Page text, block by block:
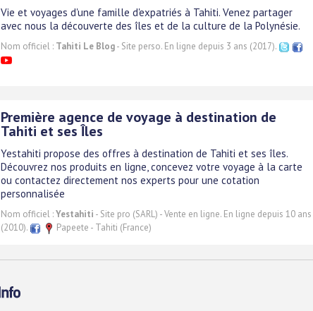
Vie et voyages d'une famille d'expatriés à Tahiti. Venez partager
avec nous la découverte des îles et de la culture de la Polynésie.
Nom officiel : Tahiti Le Blog- Site perso. En ligne depuis 3 ans (2017).
Première agence de voyage à destination de
Tahiti et ses Îles
Yestahiti propose des offres à destination de Tahiti et ses îles.
Découvrez nos produits en ligne, concevez votre voyage à la carte
ou contactez directement nos experts pour une cotation
personnalisée
Nom officiel :Yestahiti - Site pro (SARL) - Vente en ligne. En ligne depuis 10 ans
(2010).
Papeete - Tahiti (France)